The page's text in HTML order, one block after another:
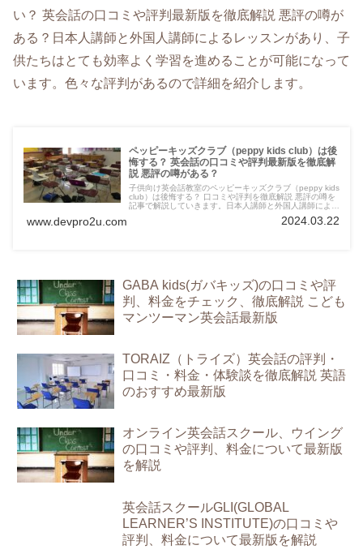
い？ 英会話の口コミや評判最新版を徹底解説 悪評の噂が
ある？日本人講師と外国人講師によるレッスンがあり、子
供たちはとても効率よく学習を進めることが可能になって
います。色々な評判があるので詳細を紹介します。
ペッピーキッズクラブ（peppy kids club）は後
悔する？ 英会話の口コミや評判最新版を徹底解
説 悪評の噂がある？
子供向け英会話教室のペッピーキッズクラブ（peppy kids
club）は後悔する？ 口コミや評判を徹底解説 悪評の噂を
記事で解説していきます。日本人講師と外国人講師による
ことが可能になっています。色々な評判があるので詳細を
www.devpro2u.com 2024.03.22
GABA kids(ガバキッズ)の口コミや評
判、料金をチェック、徹底解説 こども
マンツーマン英会話最新版
TORAIZ（トライズ）英会話の評判・
口コミ・料金・体験談を徹底解説 英語
のおすすめ最新版
オンライン英会話スクール、ウイング
の口コミや評判、料金について最新版
を解説
英会話スクールGLI(GLOBAL
LEARNER’S INSTITUTE)の口コミや
評判、料金について最新版を解説